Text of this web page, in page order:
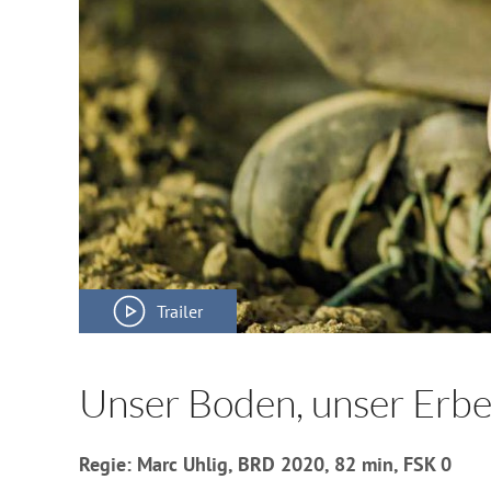
Trailer
Unser Boden, unser Erbe
Regie: Marc Uhlig, BRD 2020, 82 min, FSK 0